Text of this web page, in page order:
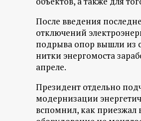
й
п
о
р
т
После введения
отключений
подрыва опор вышли из
нитки энергомоста
апреле.
Президент отдельно
модернизации
вспомнил, как приезжал